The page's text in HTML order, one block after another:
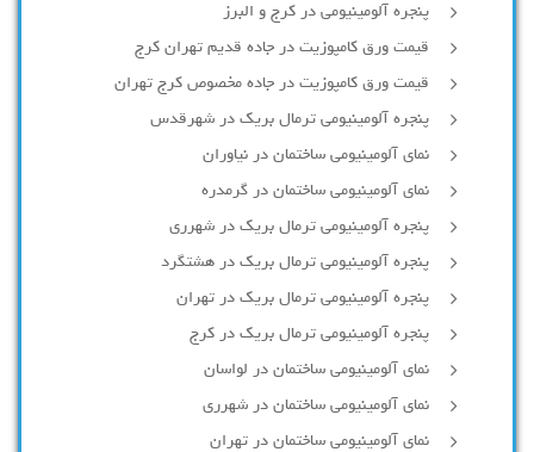
پنجره آلومینیومی در کرج و البرز
قیمت ورق کامپوزیت در جاده قدیم تهران کرج
قیمت ورق کامپوزیت در جاده مخصوص کرج تهران
پنجره آلومینیومی ترمال بریک در شهرقدس
نمای آلومینیومی ساختمان در نیاوران
نمای آلومینیومی ساختمان در گرمدره
پنجره آلومینیومی ترمال بریک در شهرری
پنجره آلومینیومی ترمال بریک در هشتگرد
پنجره آلومینیومی ترمال بریک در تهران
پنجره آلومینیومی ترمال بریک در کرج
نمای آلومینیومی ساختمان در لواسان
نمای آلومینیومی ساختمان در شهرری
نمای آلومینیومی ساختمان در تهران